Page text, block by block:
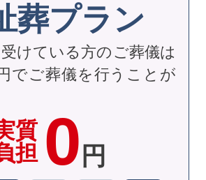
葬プラン
質
担 0 円
けている方のご葬儀は
でご葬儀を行うことが